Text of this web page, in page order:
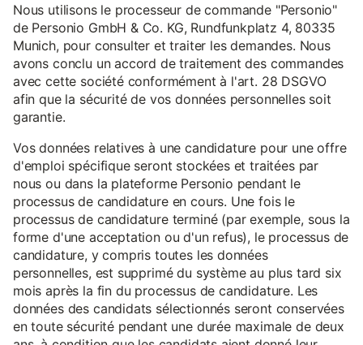
Nous utilisons le processeur de commande "Personio"
de Personio GmbH & Co. KG, Rundfunkplatz 4, 80335
Munich, pour consulter et traiter les demandes. Nous
avons conclu un accord de traitement des commandes
avec cette société conformément à l'art. 28 DSGVO
afin que la sécurité de vos données personnelles soit
garantie.
Vos données relatives à une candidature pour une offre
d'emploi spécifique seront stockées et traitées par
nous ou dans la plateforme Personio pendant le
processus de candidature en cours. Une fois le
processus de candidature terminé (par exemple, sous la
forme d'une acceptation ou d'un refus), le processus de
candidature, y compris toutes les données
personnelles, est supprimé du système au plus tard six
mois après la fin du processus de candidature. Les
données des candidats sélectionnés seront conservées
en toute sécurité pendant une durée maximale de deux